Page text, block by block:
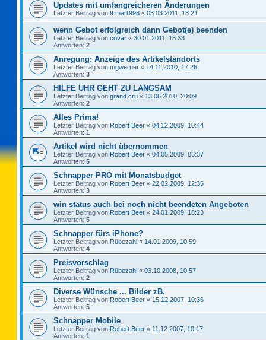
Updates mit umfangreicheren Änderungen
Letzter Beitrag von 9.mai1998 « 03.03.2011, 18:21
wenn Gebot erfolgreich dann Gebot(e) beenden
Letzter Beitrag von covar « 30.01.2011, 15:33
Antworten: 2
Anregung: Anzeige des Artikelstandorts
Letzter Beitrag von mgwerner « 14.11.2010, 17:26
Antworten: 3
HILFE UHR GEHT ZU LANGSAM
Letzter Beitrag von grand.cru « 13.06.2010, 20:09
Antworten: 2
Alles Prima!
Letzter Beitrag von Robert Beer « 04.12.2009, 10:44
Antworten: 1
Artikel wird nicht übernommen
Letzter Beitrag von Robert Beer « 04.05.2009, 06:37
Antworten: 5
Schnapper PRO mit Monatsbudget
Letzter Beitrag von Robert Beer « 22.02.2009, 12:35
Antworten: 3
win status auch bei noch nicht beendeten Angeboten
Letzter Beitrag von Robert Beer « 24.01.2009, 18:23
Antworten: 5
Schnapper fürs iPhone?
Letzter Beitrag von Rübezahl « 14.01.2009, 10:59
Antworten: 4
Preisvorschlag
Letzter Beitrag von Rübezahl « 03.10.2008, 10:57
Antworten: 2
Diverse Wünsche ... Bilder zB.
Letzter Beitrag von Robert Beer « 15.12.2007, 10:36
Antworten: 5
Schnapper Mobile
Letzter Beitrag von Robert Beer « 11.12.2007, 10:17
Antworten: 1